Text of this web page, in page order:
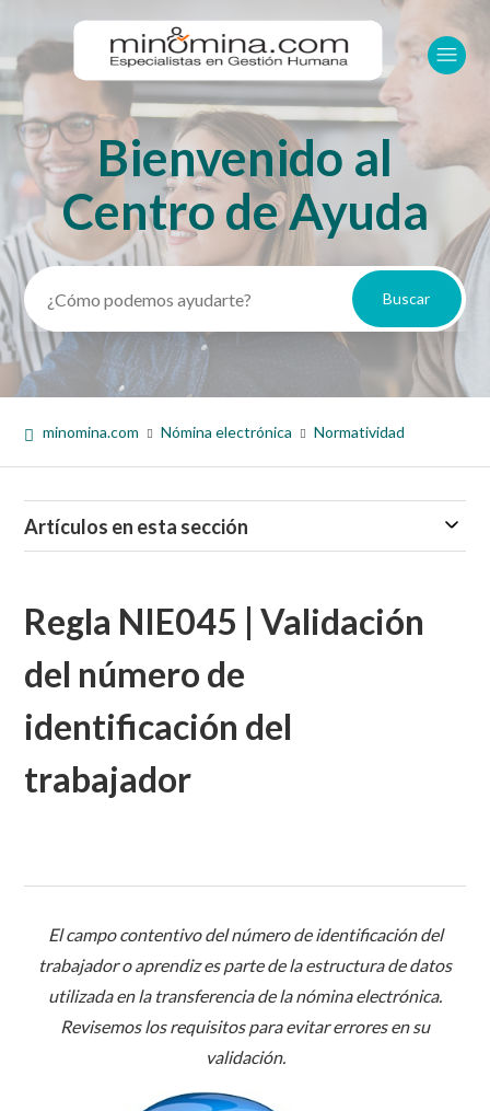
BúsquedaBienvenido al
Centro de Ayuda
minomina.com Nómina electrónica Normatividad
Artículos en esta sección
Regla NIE045 | Validación
del número de
identificación del
trabajador
El campo contentivo del número de identificación del
trabajador o aprendiz es parte de la estructura de datos
utilizada en la transferencia de la nómina electrónica.
Revisemos los requisitos para evitar errores en su
validación.